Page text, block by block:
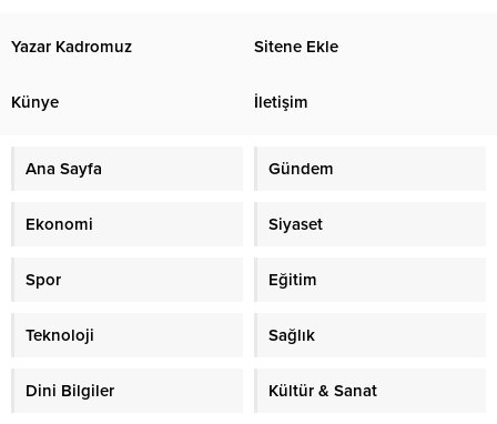
Yazar Kadromuz Sitene Ekle
Künye İletişim
Ana Sayfa Gündem
Ekonomi Siyaset
Spor Eğitim
Teknoloji Sağlık
Dini Bilgiler Kültür & Sanat